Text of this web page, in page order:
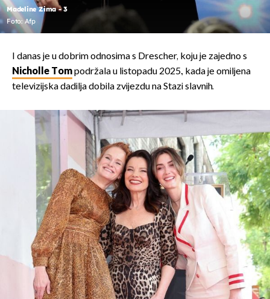
Madeline Zima - 3
Foto: Afp
I danas je u dobrim odnosima s Drescher, koju je zajedno s
Nicholle Tompodržala u listopadu 2025., kada je omiljena
televizijska dadilja dobila zvijezdu na Stazi slavnih.